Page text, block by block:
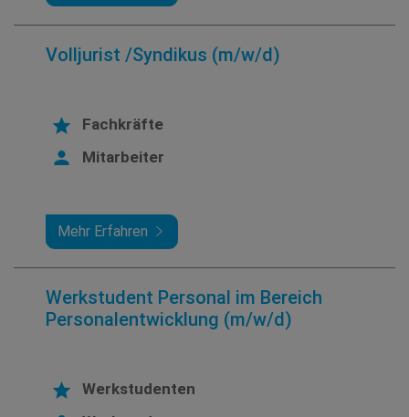
Volljurist /Syndikus (m/w/d)
Fachkräfte
Mitarbeiter
Mehr Erfahren
Werkstudent Personal im Bereich
Personalentwicklung (m/w/d)
Werkstudenten